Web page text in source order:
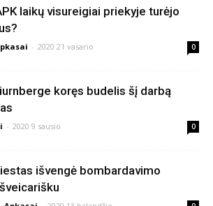
laikų visureigiai priekyje turėjo
- 2020 21 vasario 0
koręs budelis šį darbą
- 2020 9 sausio 0
išvengė bombardavimo